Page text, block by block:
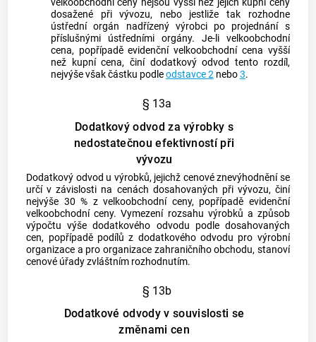
velkoobchodní ceny nejsou vyšší než jejich kupní ceny
dosažené při vývozu, nebo jestliže tak rozhodne
ústřední orgán nadřízený výrobci po projednání s
příslušnými ústředními orgány. Je-li velkoobchodní
cena, popřípadě evidenční velkoobchodní cena vyšší
než kupní cena, činí dodatkový odvod tento rozdíl,
nejvýše však částku podleodstavce 2nebo3.
§ 13a
Dodatkový odvod za výrobky s
nedostatečnou efektivností při
vývozu
Dodatkový odvod u výrobků, jejichž cenové znevýhodnění se
určí v závislosti na cenách dosahovaných při vývozu, činí
nejvýše 30 % z velkoobchodní ceny, popřípadě evidenční
velkoobchodní ceny. Vymezení rozsahu výrobků a způsob
výpočtu výše dodatkového odvodu podle dosahovaných
cen, popřípadě podílů z dodatkového odvodu pro výrobní
organizace a pro organizace zahraničního obchodu, stanoví
cenové úřady zvláštním rozhodnutím.
§ 13b
Dodatkové odvody v souvislosti se
změnami cen